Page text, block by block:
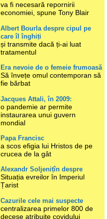
va fi necesară repornirii
economiei, spune Tony Blair
Albert Bourla despre cipul pe
care îl înghiți
și transmite dacă ți-ai luat
tratamentul
Era nevoie de o femeie frumoasă
Să învețe omul contemporan să
fie bărbat
Jacques Attali, în 2009:
o pandemie ar permite
instaurarea unui guvern
mondial
Papa Francisc
a scos efigia lui Hristos de pe
crucea de la gât
Alexandr Soljenițîn despre
Situația evreilor în Imperiul
Țarist
Cazurile cele mai suspecte
centralizarea primelor 800 de
decese atribuite covidului